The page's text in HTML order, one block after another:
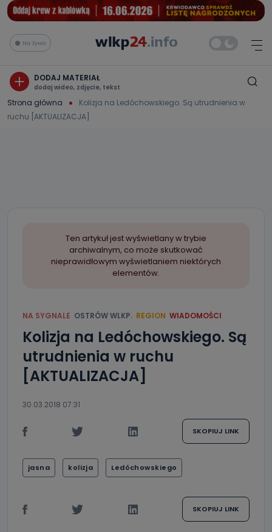
Na żywo
DODAJ MATERIAŁ
dodaj wideo, zdjęcie, tekst
Strona główna
Kolizja na Ledóchowskiego. Są utrudnienia w
ruchu [AKTUALIZACJA]
Ten artykuł jest wyświetlany w trybie
archiwalnym, co może skutkować
nieprawidłowym wyświetlaniem niektórych
elementów.
NA SYGNALE OSTRÓW WLKP. REGION WIADOMOŚCI
Kolizja na Ledóchowskiego. Są
utrudnienia w ruchu
[AKTUALIZACJA]
30.03.2018 07:31
SKOPIUJ LINK
jasna kolizja Ledóchowskiego
SKOPIUJ LINK